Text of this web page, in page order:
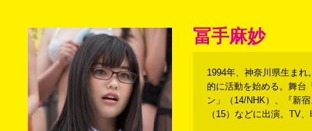
冨手麻妙
1994年、神奈川県生ま
的に活動を始める。舞台
ン」（14/NHK）、『新
（15）などに出演。TV